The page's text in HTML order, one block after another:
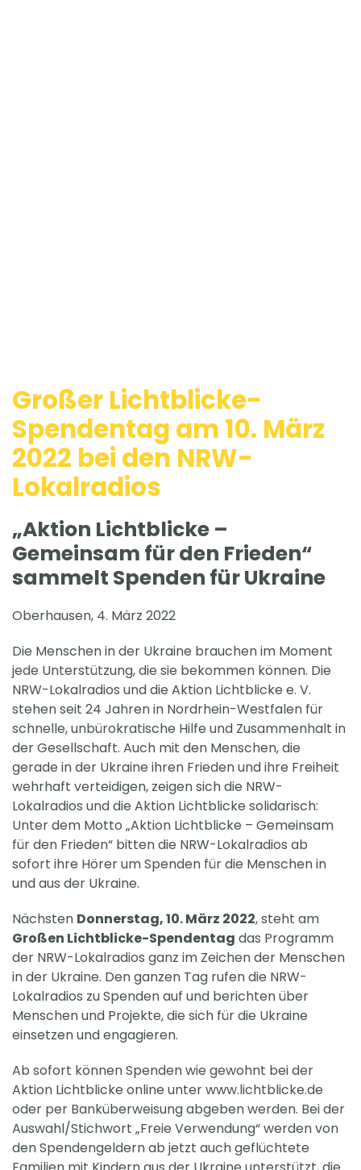
Großer Lichtblicke-
Spendentag am 10. März
2022 bei den NRW-
Lokalradios
„Aktion Lichtblicke –
Gemeinsam für den Frieden“
sammelt Spenden für Ukraine
Oberhausen, 4. März 2022
Die Menschen in der Ukraine brauchen im Moment
jede Unterstützung, die sie bekommen können. Die
NRW-Lokalradios und die Aktion Lichtblicke e. V.
stehen seit 24 Jahren in Nordrhein-Westfalen für
schnelle, unbürokratische Hilfe und Zusammenhalt in
der Gesellschaft. Auch mit den Menschen, die
gerade in der Ukraine ihren Frieden und ihre Freiheit
wehrhaft verteidigen, zeigen sich die NRW-
Lokalradios und die Aktion Lichtblicke solidarisch:
Unter dem Motto „Aktion Lichtblicke – Gemeinsam
für den Frieden“ bitten die NRW-Lokalradios ab
sofort ihre Hörer um Spenden für die Menschen in
und aus der Ukraine.
Nächsten Donnerstag, 10. März 2022, steht am
Großen Lichtblicke-Spendentag das Programm
der NRW-Lokalradios ganz im Zeichen der Menschen
in der Ukraine. Den ganzen Tag rufen die NRW-
Lokalradios zu Spenden auf und berichten über
Menschen und Projekte, die sich für die Ukraine
einsetzen und engagieren.
Ab sofort können Spenden wie gewohnt bei der
Aktion Lichtblicke online unter www.lichtblicke.de
oder per Banküberweisung abgeben werden. Bei der
Auswahl/Stichwort „Freie Verwendung“ werden von
den Spendengeldern ab jetzt auch geflüchtete